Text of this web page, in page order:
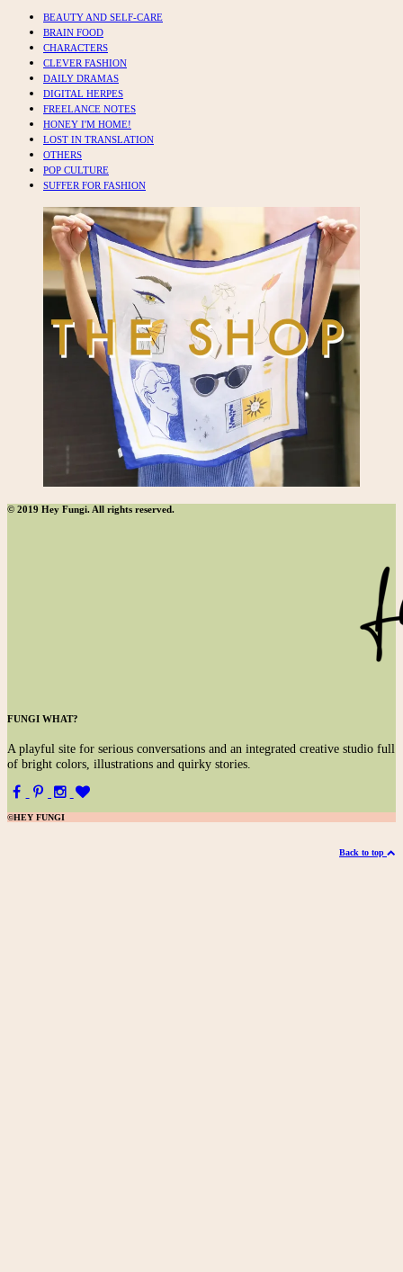
BEAUTY AND SELF-CARE
BRAIN FOOD
CHARACTERS
CLEVER FASHION
DAILY DRAMAS
DIGITAL HERPES
FREELANCE NOTES
HONEY I'M HOME!
LOST IN TRANSLATION
OTHERS
POP CULTURE
SUFFER FOR FASHION
© 2019 Hey Fungi. All rights reserved.
FUNGI WHAT?
A playful site for serious conversations and an integrated creative studio full
of bright colors, illustrations and quirky stories.
©HEY FUNGI
Back to top